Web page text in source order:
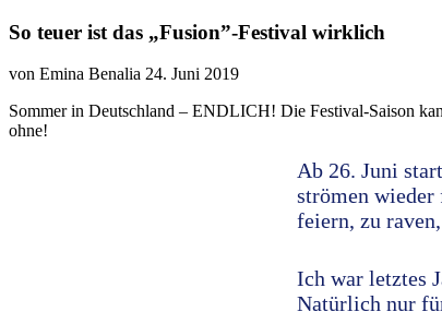
So teuer ist das „Fusion”-Festival wirklich
von Emina Benalia 24. Juni 2019
Sommer in Deutschland – ENDLICH! Die Festival-Saison
ohne!
Ab 26. Juni
strömen wieder
feiern, zu
Ich war letztes
Natürlich nur